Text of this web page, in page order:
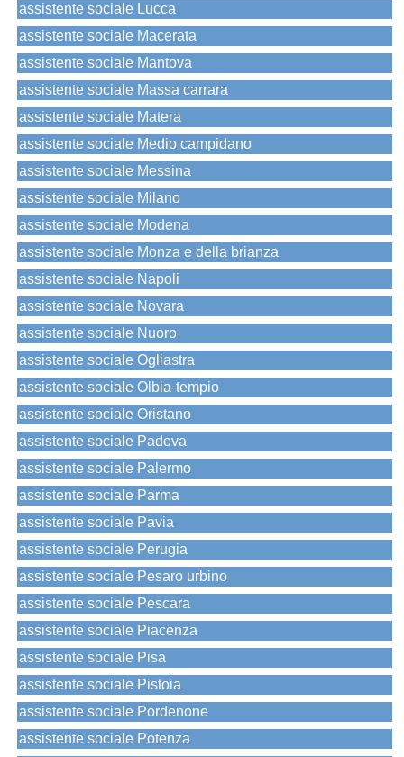
assistente sociale Lucca
assistente sociale Macerata
assistente sociale Mantova
assistente sociale Massa carrara
assistente sociale Matera
assistente sociale Medio campidano
assistente sociale Messina
assistente sociale Milano
assistente sociale Modena
assistente sociale Monza e della brianza
assistente sociale Napoli
assistente sociale Novara
assistente sociale Nuoro
assistente sociale Ogliastra
assistente sociale Olbia-tempio
assistente sociale Oristano
assistente sociale Padova
assistente sociale Palermo
assistente sociale Parma
assistente sociale Pavia
assistente sociale Perugia
assistente sociale Pesaro urbino
assistente sociale Pescara
assistente sociale Piacenza
assistente sociale Pisa
assistente sociale Pistoia
assistente sociale Pordenone
assistente sociale Potenza